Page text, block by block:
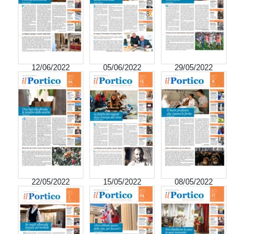
12/06/2022 05/06/2022 29/05/2022
22/05/2022 15/05/2022 08/05/2022